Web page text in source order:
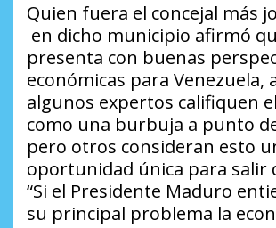
Quien fuera el concejal más
en dicho municipio afirmó
presenta con buenas
económicas para Venezuela,
algunos expertos califiquen
como una burbuja a punto
pero otros consideran esto
oportunidad única para salir
“Si el Presidente Maduro
su principal problema la